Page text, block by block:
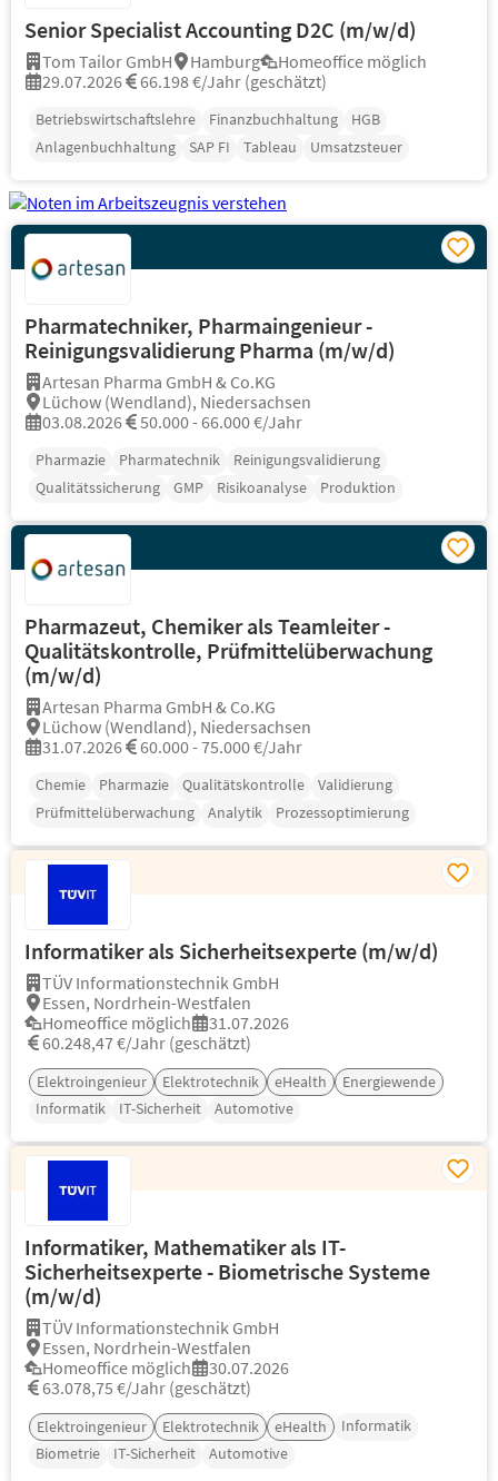
Senior Specialist Accounting D2C (m/w/d)
Tom Tailor GmbH Hamburg
Homeoffice möglich
29.07.2026
66.198 €/Jahr (geschätzt)
Betriebswirtschaftslehre Finanzbuchhaltung
HGB
Anlagenbuchhaltung
SAP FI Tableau Umsatzsteuer
Pharmatechniker, Pharmaingenieur -
Reinigungsvalidierung Pharma (m/w/d)
Artesan Pharma GmbH & Co.KG
Lüchow (Wendland), Niedersachsen
03.08.2026
50.000 - 66.000 €/Jahr
Pharmazie Pharmatechnik
Reinigungsvalidierung
Qualitätssicherung
GMP Risikoanalyse Produktion
Pharmazeut, Chemiker als Teamleiter -
Qualitätskontrolle, Prüfmittelüberwachung
(m/w/d)
Artesan Pharma GmbH & Co.KG
Lüchow (Wendland), Niedersachsen
31.07.2026
60.000 - 75.000 €/Jahr
Chemie Pharmazie Qualitätskontrolle
Validierung
Prüfmittelüberwachung
Analytik Prozessoptimierung
Informatiker als Sicherheitsexperte (m/w/d)
TÜV Informationstechnik GmbH
Essen, Nordrhein-Westfalen
Homeoffice möglich
31.07.2026
60.248,47 €/Jahr (geschätzt)
Elektroingenieur Elektrotechnik eHealth
Energiewende
Informatik
IT-Sicherheit Automotive
Informatiker, Mathematiker als IT-
Sicherheitsexperte - Biometrische Systeme
(m/w/d)
TÜV Informationstechnik GmbH
Essen, Nordrhein-Westfalen
Homeoffice möglich
30.07.2026
63.078,75 €/Jahr (geschätzt)
Elektroingenieur Elektrotechnik eHealth
Informatik
Biometrie
IT-Sicherheit Automotive